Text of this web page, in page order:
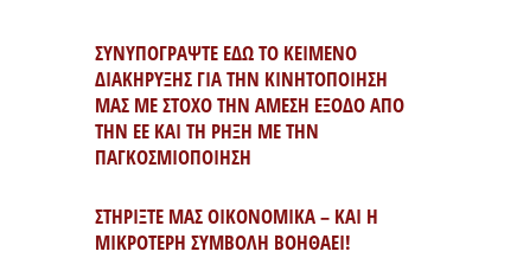
ΣΥΝΥΠΟΓΡΑΨΤΕ ΕΔΩ ΤΟ ΚΕΙΜΕΝΟ
ΔΙΑΚΗΡΥΞΗΣ ΓΙΑ ΤΗΝ ΚΙΝΗΤΟΠΟΙΗΣΗ
ΜΑΣ ΜΕ ΣΤΟΧΟ ΤΗΝ ΑΜΕΣΗ ΕΞΟΔΟ ΑΠΟ
ΤΗΝ ΕΕ ΚΑΙ ΤΗ ΡΗΞΗ ΜΕ ΤΗΝ
ΠΑΓΚΟΣΜΙΟΠΟΙΗΣΗ
ΣΤΗΡΙΞΤΕ ΜΑΣ ΟΙΚΟΝΟΜΙΚΑ – ΚΑΙ Η
ΜΙΚΡΟΤΕΡΗ ΣΥΜΒΟΛΗ ΒΟΗΘΑΕΙ!